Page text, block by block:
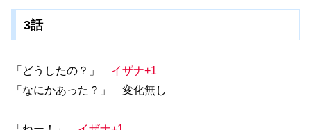
3話
「どうしたの？」 イザナ+1
「なにかあった？」 変化無し